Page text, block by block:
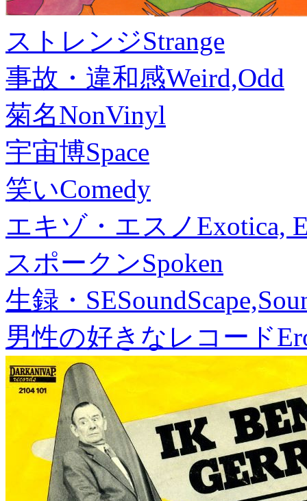
ストレンジStrange
事故・違和感Weird,Odd
菊名NonVinyl
宇宙博Space
笑いComedy
エキゾ・エスノ Exotica,
スポークンSpoken
生録・SE
男性の好きなレコード